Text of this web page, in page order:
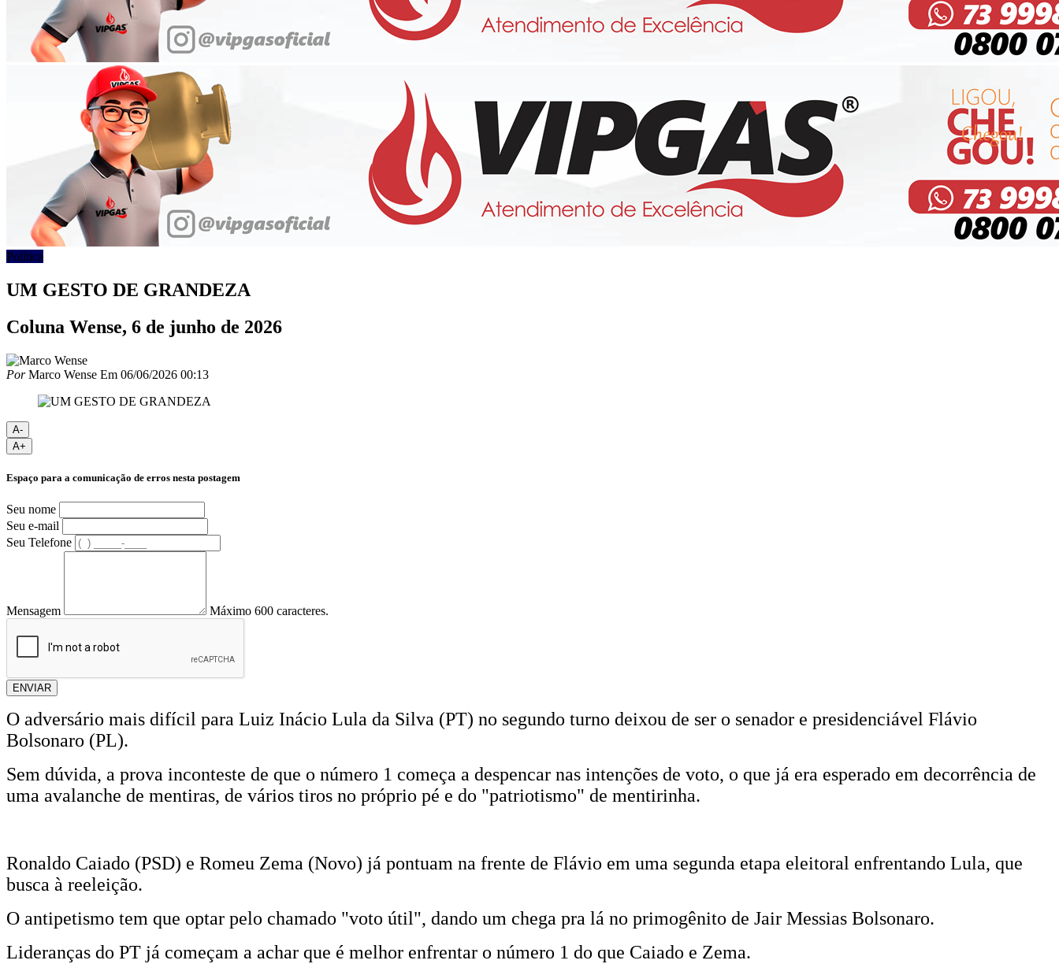
Política
UM GESTO DE GRANDEZA
Coluna Wense, 6 de junho de 2026
PorMarco Wense Em 06/06/2026 00:13
A-
A+
Espaço para a comunicação de erros nesta postagem
Seu nome
Seu e-mail
Seu Telefone
Mensagem Máximo 600 caracteres.
ENVIAR
O adversário mais difícil para Luiz Inácio Lula da Silva (PT) no segundo turno deixou de ser o senador e presidenciável Flávio
Bolsonaro (PL).
Sem dúvida, a prova inconteste de que o número 1 começa a despencar nas intenções de voto, o que já era esperado em decorrência de
uma avalanche de mentiras, de vários tiros no próprio pé e do "patriotismo" de mentirinha.
Ronaldo Caiado (PSD) e Romeu Zema (Novo) já pontuam na frente de Flávio em uma segunda etapa eleitoral enfrentando Lula, que
busca à reeleição.
O antipetismo tem que optar pelo chamado "voto útil", dando um chega pra lá no primogênito de Jair Messias Bolsonaro.
Lideranças do PT já começam a achar que é melhor enfrentar o número 1 do que Caiado e Zema.